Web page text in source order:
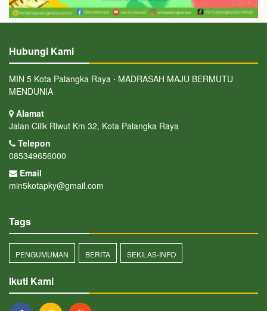
Hubungi Kami
MIN 5 Kota Palangka Raya ⋅ MADRASAH MAJU BERMUTU
MENDUNIA
Alamat
Jalan Cilik Riwut Km 32, Kota Palangka Raya
Telepon
085349656000
Email
min5kotapky@gmail.com
Tags
PENGUMUMAN BERITA SEKILAS-INFO
Ikuti Kami